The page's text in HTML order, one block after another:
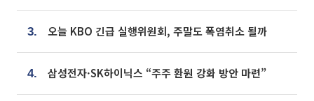
3. 오늘 KBO 긴급 실행위원회, 주말도 폭염취소 될까
4. 삼성전자·SK하이닉스 “주주 환원 강화 방안 마련”